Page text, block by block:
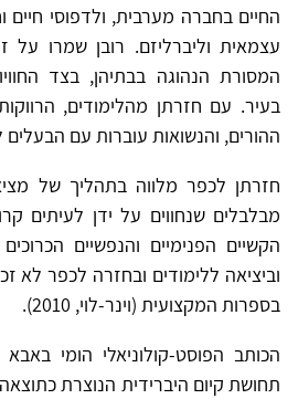
החיים בחברה מערבית, ולדפוסי
עצמאית וליברליזם. רובן שמרו על
המסורת הנהוגה בבתיהן, בצד
בעיר. עם חזרתן מהלימודים,
ההורים, והנשואות עוברות עם
חזרתן לכפר מלווה בתהליך של
מבלבלים שנחווים על ידן לעיתים
הקשיים הפנימיים והנפשיים
וביציאה ללימודים ובחזרה לכפר לא
בספרות המקצועית (וינר-לוי, 2010).
תחושת קיום היברידית הנוצרת